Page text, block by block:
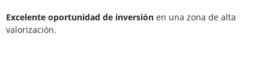
Excelente oportunidad de inversión en una zona de alta
valorización.